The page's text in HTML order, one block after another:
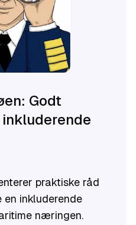
Godt
praktiske råd
inkluderende
næringen.